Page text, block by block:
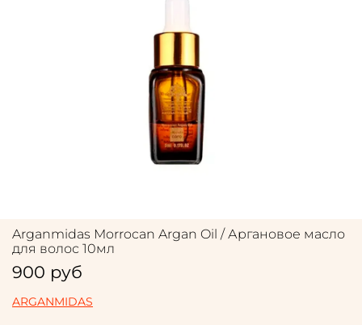
ARGANMIDAS
Arganmidas Morrocan Argan Oil / Аргановое масло
для волос 10мл
900 руб